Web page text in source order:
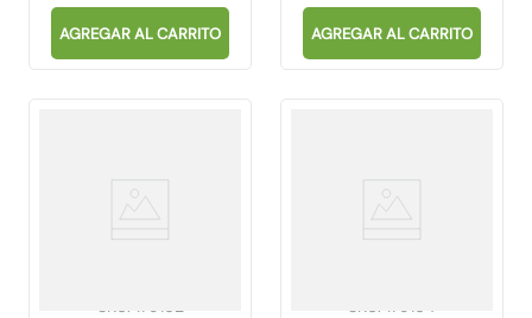
AGREGAR AL CARRITO AGREGAR AL CARRITO
SKU: 179162 SKU: 179164